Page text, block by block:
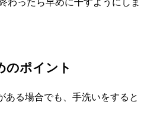
わったら早めに干すようにしま
のポイント
ある場合でも、手洗いをすると